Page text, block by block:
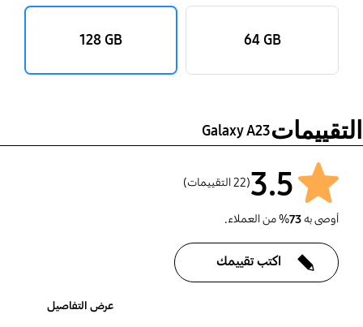
‎‎64 GB‎‎
‎‎128 GB‎‎
التقييماتGalaxy A23
3.5(22 التقييمات)
أوصى به73% من العملاء.
اكتب تقييمك
عرض التفاصيل